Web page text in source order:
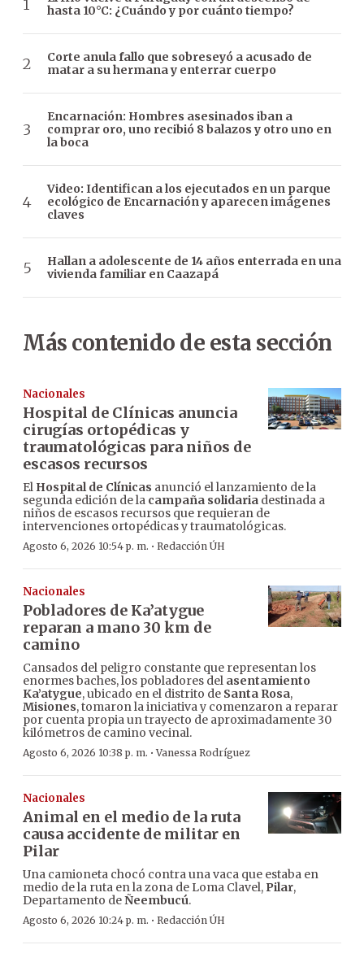
hasta 10°C: ¿Cuándo y por cuánto tiempo?
Corte anula fallo que sobreseyó a acusado de
matar a su hermana y enterrar cuerpo
Encarnación: Hombres asesinados iban a
comprar oro, uno recibió 8 balazos y otro uno en
la boca
Video: Identifican a los ejecutados en un parque
ecológico de Encarnación y aparecen imágenes
claves
Hallan a adolescente de 14 años enterrada en una
vivienda familiar en Caazapá
Más contenido de esta sección
Nacionales
Hospital de Clínicas anuncia
cirugías ortopédicas y
traumatológicas para niños de
escasos recursos
El Hospital de Clínicas anunció el lanzamiento de la
segunda edición de la campaña solidaria destinada a
niños de escasos recursos que requieran de
intervenciones ortopédicas y traumatológicas.
Agosto 6, 2026 10:54 p. m. · Redacción ÚH
Nacionales
Pobladores de Ka’atygue
reparan a mano 30 km de
camino
Cansados del peligro constante que representan los
enormes baches, los pobladores del asentamiento
Ka’atygue, ubicado en el distrito de Santa Rosa,
Misiones, tomaron la iniciativa y comenzaron a reparar
por cuenta propia un trayecto de aproximadamente 30
kilómetros de camino vecinal.
Agosto 6, 2026 10:38 p. m. ·Vanessa Rodríguez
Nacionales
Animal en el medio de la ruta
causa accidente de militar en
Pilar
Una camioneta chocó contra una vaca que estaba en
medio de la ruta en la zona de Loma Clavel, Pilar,
Departamento deÑeembucú.
Agosto 6, 2026 10:24 p. m. · Redacción ÚH